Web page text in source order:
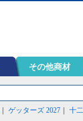
その他商材
ゲッターズ 2027 十